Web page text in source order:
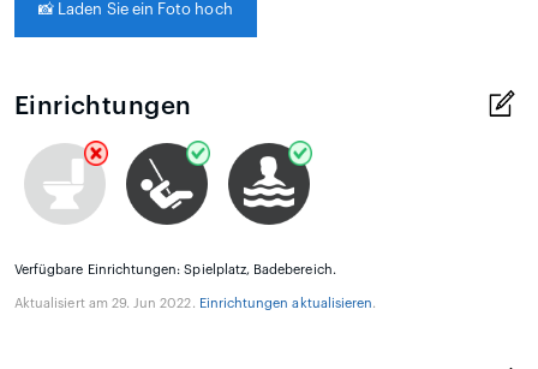
📸 Laden Sie ein Foto hoch
Einrichtungen
Verfügbare Einrichtungen: Spielplatz, Badebereich.
Aktualisiert am 29. Jun 2022. Einrichtungen aktualisieren.